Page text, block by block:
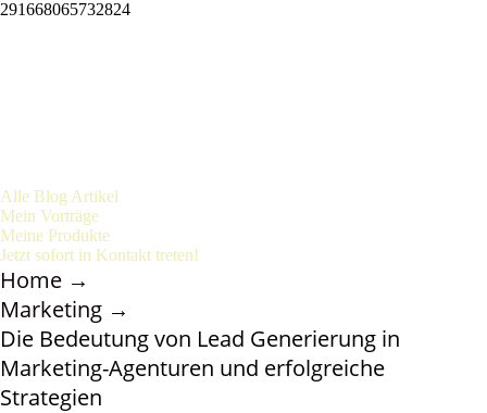
291668065732824
Alle Blog Artikel
Mein Vorträge
Meine Produkte
Jetzt sofort in Kontakt treten!
Home →
Marketing →
Die Bedeutung von Lead Generierung in
Marketing-Agenturen und erfolgreiche
Strategien